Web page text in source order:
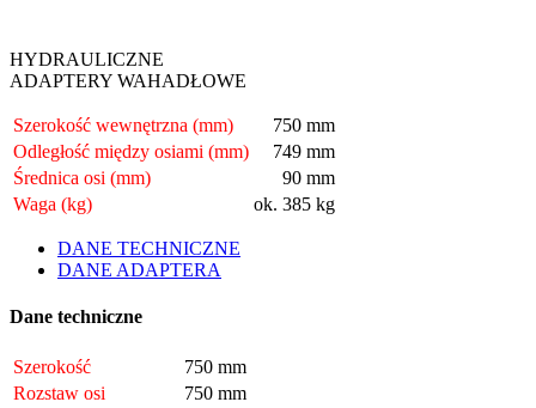
HYDRAULICZNE
ADAPTERY WAHADŁOWE
Szerokość wewnętrzna (mm)
750 mm
Odległość między osiami (mm)
749 mm
Średnica osi (mm)
90 mm
Waga (kg)
ok. 385 kg
DANE TECHNICZNE
DANE ADAPTERA
Dane techniczne
Szerokość
750 mm
Rozstaw osi
750 mm